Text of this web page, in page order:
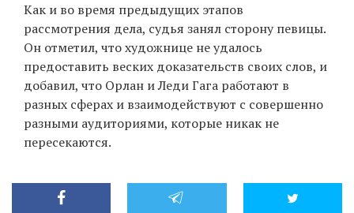
Как и во время предыдущих этапов
рассмотрения дела, судья занял сторону певицы.
Он отметил, что художнице не удалось
предоставить веских доказательств своих слов, и
добавил, что Орлан и Леди Гага работают в
разных сферах и взаимодействуют с совершенно
разными аудиториями, которые никак не
пересекаются.